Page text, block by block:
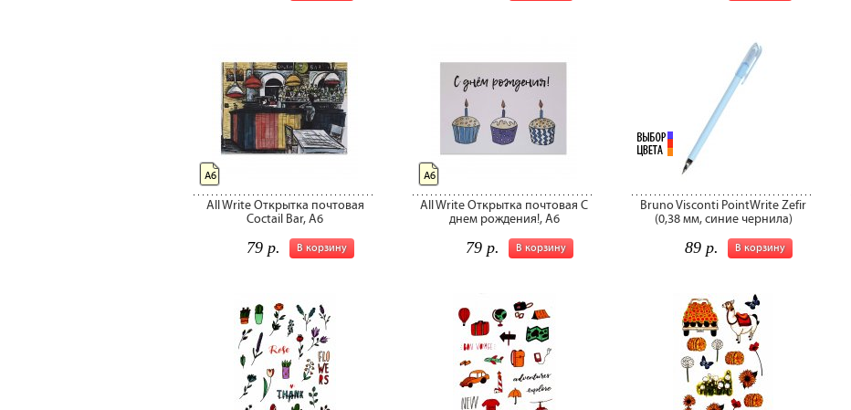
All Write Открытка почтовая
Coctail Bar, A6
В корзину
79 р.
А6
All Write Открытка почтовая С
днем рождения!, A6
В корзину
79 р.
А6
Bruno Visconti PointWrite Zefir
(0,38 мм, синие чернила)
В корзину
89 р.